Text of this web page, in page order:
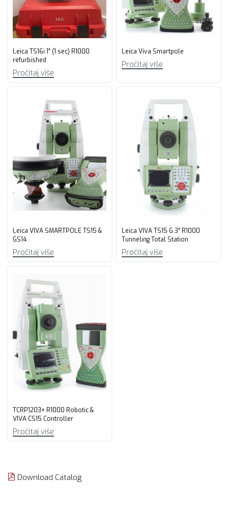
Leica TS16i 1” (1 sec) R1000
refurbished
Pročitaj više
Leica Viva Smartpole
Pročitaj više
Leica VIVA SMARTPOLE TS15 &
GS14
Pročitaj više
Leica VIVA TS15 G 3” R1000
Tunneling Total Station
Pročitaj više
TCRP1203+ R1000 Robotic &
VIVA CS15 Controller
Pročitaj više
Download Catalog